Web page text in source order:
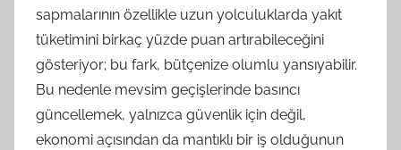
sapmalarının özellikle uzun yolculuklarda yakıt
tüketimini birkaç yüzde puan artırabileceğini
gösteriyor; bu fark, bütçenize olumlu yansıyabilir.
Bu nedenle mevsim geçişlerinde basıncı
güncellemek, yalnızca güvenlik için değil,
ekonomi açısından da mantıklı bir iş olduğunun